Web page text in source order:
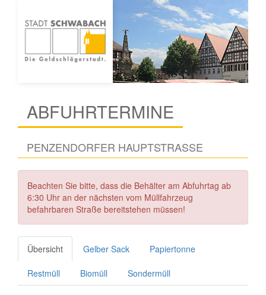
ABFUHRTERMINE
PENZENDORFER HAUPTSTRASSE
Beachten Sie bitte, dass die Behälter am Abfuhrtag ab
6:30 Uhr an der nächsten vom Müllfahrzeug
befahrbaren Straße bereitstehen müssen!
Übersicht Gelber Sack Papiertonne
Restmüll Biomüll Sondermüll